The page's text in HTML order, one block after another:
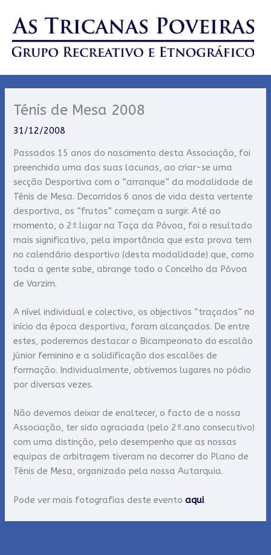
content
Ténis de Mesa 2008
31/12/2008
Passados 15 anos do nascimento desta Associação, foi
preenchida uma das suas lacunas, ao criar-se uma
secção Desportiva com o “arranque” da modalidade de
Ténis de Mesa. Decorridos 6 anos de vida desta vertente
desportiva, os “frutos” começam a surgir. Até ao
momento, o 2º.lugar na Taça da Póvoa, foi o resultado
mais significativo, pela importância que esta prova tem
no calendário desportivo (desta modalidade) que, como
toda a gente sabe, abrange todo o Concelho da Póvoa
de Varzim.
A nível individual e colectivo, os objectivos “traçados” no
início da época desportiva, foram alcançados. De entre
estes, poderemos destacar o Bicampeonato do escalão
júnior feminino e a solidificação dos escalões de
formação. Individualmente, obtivemos lugares no pódio
por diversas vezes.
Não devemos deixar de enaltecer, o facto de a nossa
Associação, ter sido agraciada (pelo 2º.ano consecutivo)
com uma distinção, pelo desempenho que as nossas
equipas de arbitragem tiveram no decorrer do Plano de
Ténis de Mesa, organizado pela nossa Autarquia.
Pode ver mais fotografias deste eventoaqui.